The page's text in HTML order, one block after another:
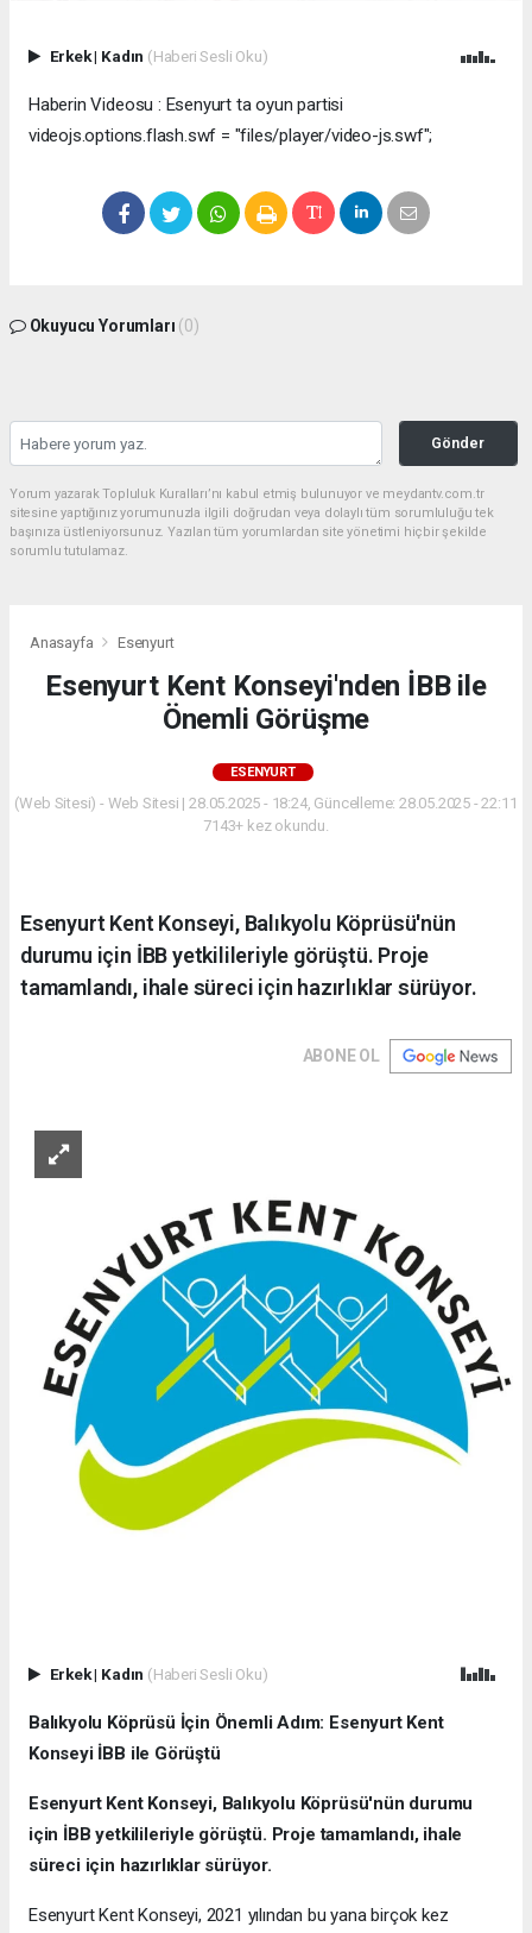
Erkek| Kadın (Haberi Sesli Oku)
Haberin Videosu : Esenyurt ta oyun partisi
videojs.options.flash.swf = "files/player/video-js.swf";
Okuyucu Yorumları (0)
Gönder
Yorum yazarak Topluluk Kuralları’nı kabul etmiş bulunuyor ve meydantv.com.tr
sitesine yaptığınız yorumunuzla ilgili doğrudan veya dolaylı tüm sorumluluğu tek
başınıza üstleniyorsunuz. Yazılan tüm yorumlardan site yönetimi hiçbir şekilde
sorumlu tutulamaz.
Anasayfa Esenyurt
Esenyurt Kent Konseyi'nden İBB ile
Önemli Görüşme
ESENYURT
(Web Sitesi) - Web Sitesi | 28.05.2025 - 18:24, Güncelleme: 28.05.2025 - 22:11
7143+ kez okundu.
Esenyurt Kent Konseyi, Balıkyolu Köprüsü'nün
durumu için İBB yetkilileriyle görüştü. Proje
tamamlandı, ihale süreci için hazırlıklar sürüyor.
ABONE OL
Erkek| Kadın (Haberi Sesli Oku)
Balıkyolu Köprüsü İçin Önemli Adım: Esenyurt Kent
Konseyi İBB ile Görüştü
Esenyurt Kent Konseyi, Balıkyolu Köprüsü'nün durumu
için İBB yetkilileriyle görüştü. Proje tamamlandı, ihale
süreci için hazırlıklar sürüyor.
Esenyurt Kent Konseyi, 2021 yılından bu yana birçok kez